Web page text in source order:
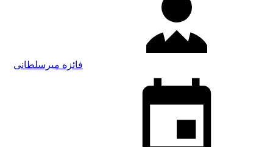
فائزه میرسلطانی